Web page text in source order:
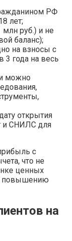
РФ
лет;
руб.) и не
баланс);
на взносы с
3 года на весь
можно
открытия
и СНИЛС для
с
что не
ценных
повышению
на